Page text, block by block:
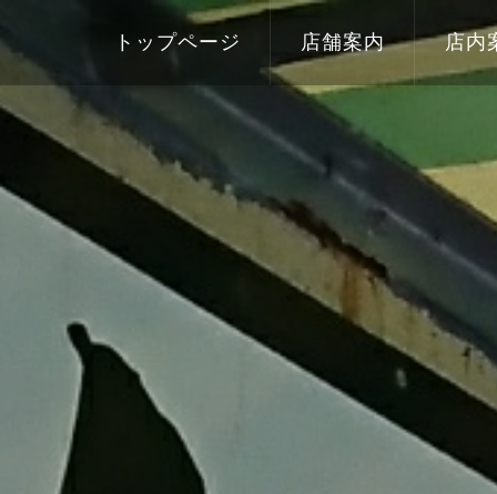
トップページ 店舗案内 店内